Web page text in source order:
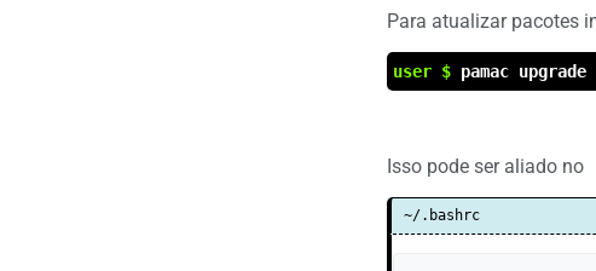
Para atualizar pacotes
user $ pamac
Isso pode ser aliado no
~/.bashrc